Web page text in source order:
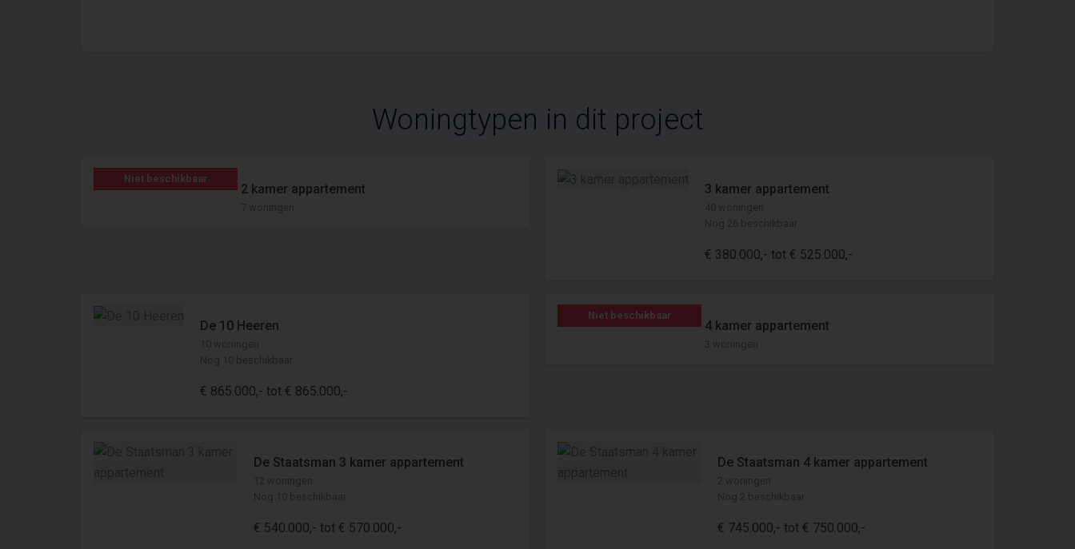
Woningtypen in dit project
Niet beschikbaar
2 kamer appartement
7 woningen
3 kamer appartement
40 woningen
Nog 26 beschikbaar
€ 380.000,- tot € 525.000,-
De 10 Heeren
10 woningen
Nog 10 beschikbaar
€ 865.000,- tot € 865.000,-
Niet beschikbaar
4 kamer appartement
3 woningen
De Staatsman 3 kamer appartement
12 woningen
Nog 10 beschikbaar
€ 540.000,- tot € 570.000,-
De Staatsman 4 kamer appartement
2 woningen
Nog 2 beschikbaar
€ 745.000,- tot € 750.000,-